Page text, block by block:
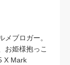
ブロガー。
お姫様抱っこ
X Mark